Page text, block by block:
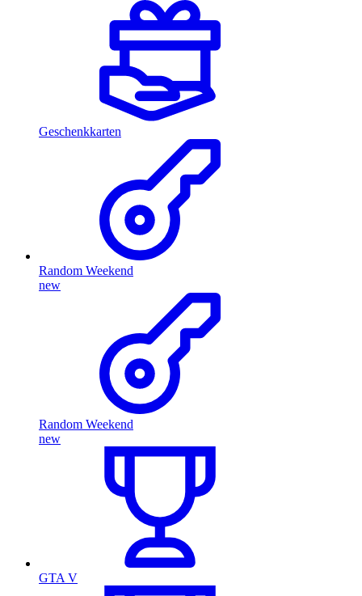
Geschenkkarten
Random Weekend
new
Random Weekend
new
GTA V